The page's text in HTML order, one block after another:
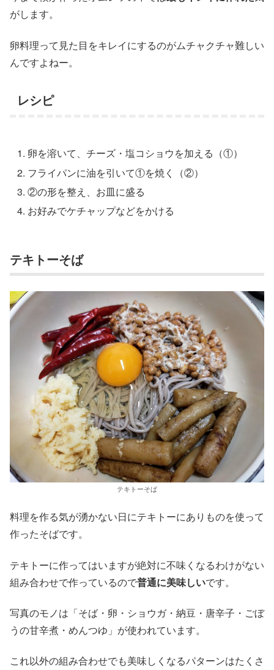
がします。
卵料理って見た目をキレイにするのがムチャクチャ難しい
んですよねー。
レシピ
卵を溶いて、チーズ・塩コショウを加える（①）
フライパンに油を引いて①を焼く（②）
②の形を整え、お皿に盛る
お好みでケチャップなどをかける
テキトーそば
テキトーそば
料理を作る気が湧かない日にテキトーにありものを使って
作ったそばです。
テキトーに作ってはいますが絶対に不味くなるわけがない
組み合わせで作っているので普通に美味しいです。
写真のモノは「そば・卵・ショウガ・納豆・唐辛子・ごぼ
うの甘辛煮・めんつゆ」が使われています。
これ以外の組み合わせでも美味しくなるパターンはたくさ